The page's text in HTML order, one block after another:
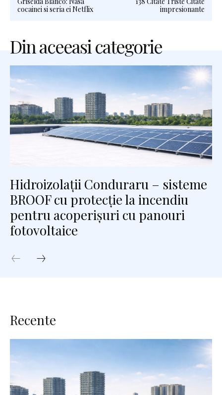
cocainei si seria ei Netflix
impresionante
Din aceeasi categorie
Hidroizolații Conduraru – sisteme
BROOF cu protecție la incendiu
pentru acoperișuri cu panouri
fotovoltaice
Recente